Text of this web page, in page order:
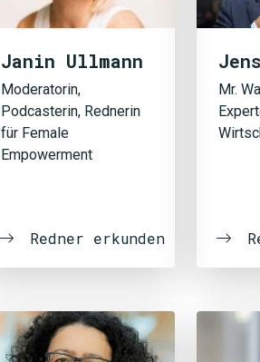
Janin Ullmann
Moderatorin,
Podcasterin, Rednerin
für Female
Empowerment
Redner erkunden
Mr.